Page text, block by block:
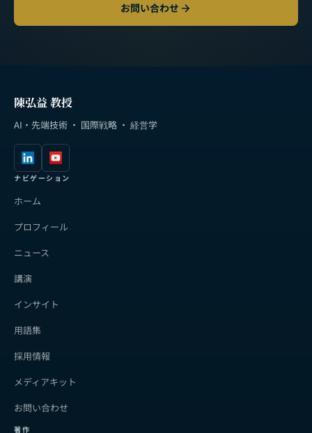
お問い合わせ
陳弘益 教授
AI・先端技術 · 国際戦略 · 経営学
ナビゲーション
ホーム
プロフィール
ニュース
講演
インサイト
用語集
採用情報
メディアキット
お問い合わせ
著作